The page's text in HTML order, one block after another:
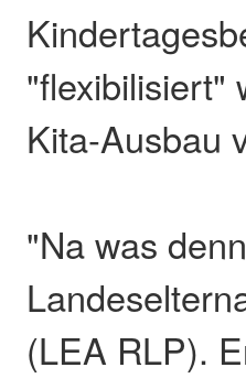
"flexibilisiert"
Kita-Ausbau
"Na was
(LEA RLP).